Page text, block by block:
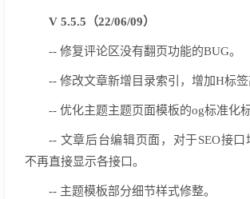
V 5.5.5（22/06/09）
-- 修复评论区没有翻页功能的BUG。
-- 修改文章新增目录索引，增加H标
-- 优化主题主题页面模板的og标准化标
-- 文章后台编辑页面，对于SEO接口
不再直接显示各接口。
-- 主题模板部分细节样式修整。